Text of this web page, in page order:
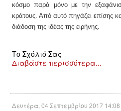
κόσμο παρά μόνο με την
κράτους. Από αυτό πηγάζει επίσης
διάδοση της ιδέας της ειρήνης.
Το Σχόλιό Σας
Διαβάστε περισσότερα...
Δευτέρα, 04 Σεπτεμβρίου 2017 14:08